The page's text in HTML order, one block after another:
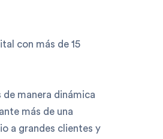
con más de 15
manera dinámica
más de una
a grandes clientes y